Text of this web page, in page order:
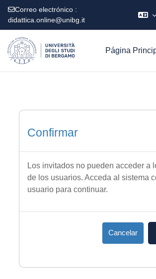
Correo electrónico :
didattica.online@unibg.it
Página
Confirmar
Los invitados no pueden acceder a
de los usuarios. Acceda al sistema
usuario para continuar.
Cancelar